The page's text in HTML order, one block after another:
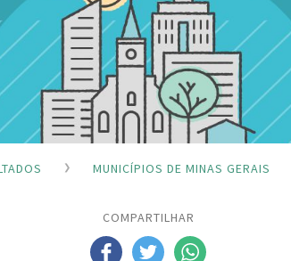
MUNICÍPIOS DE MINAS GERAIS
COMPARTILHAR